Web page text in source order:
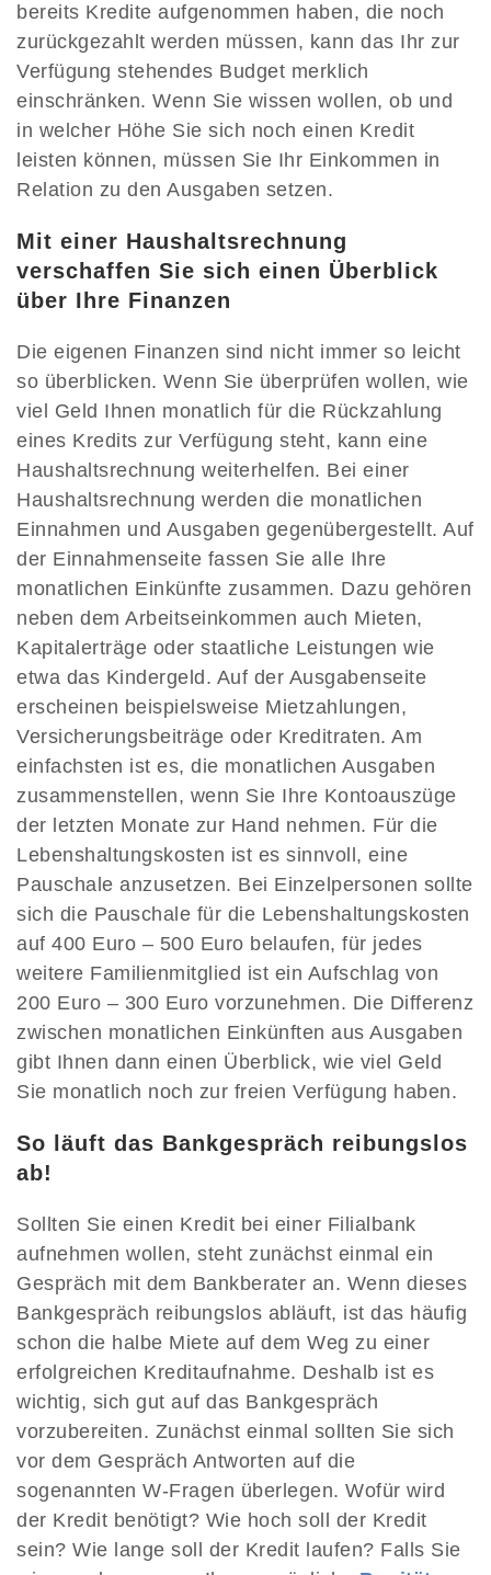
bereits Kredite aufgenommen haben, die noch
zurückgezahlt werden müssen, kann das Ihr zur
Verfügung stehendes Budget merklich
einschränken. Wenn Sie wissen wollen, ob und
in welcher Höhe Sie sich noch einen Kredit
leisten können, müssen Sie Ihr Einkommen in
Relation zu den Ausgaben setzen.
Mit einer Haushaltsrechnung
verschaffen Sie sich einen Überblick
über Ihre Finanzen
Die eigenen Finanzen sind nicht immer so leicht
so überblicken. Wenn Sie überprüfen wollen, wie
viel Geld Ihnen monatlich für die Rückzahlung
eines Kredits zur Verfügung steht, kann eine
Haushaltsrechnung weiterhelfen. Bei einer
Haushaltsrechnung werden die monatlichen
Einnahmen und Ausgaben gegenübergestellt. Auf
der Einnahmenseite fassen Sie alle Ihre
monatlichen Einkünfte zusammen. Dazu gehören
neben dem Arbeitseinkommen auch Mieten,
Kapitalerträge oder staatliche Leistungen wie
etwa das Kindergeld. Auf der Ausgabenseite
erscheinen beispielsweise Mietzahlungen,
Versicherungsbeiträge oder Kreditraten. Am
einfachsten ist es, die monatlichen Ausgaben
zusammenstellen, wenn Sie Ihre Kontoauszüge
der letzten Monate zur Hand nehmen. Für die
Lebenshaltungskosten ist es sinnvoll, eine
Pauschale anzusetzen. Bei Einzelpersonen sollte
sich die Pauschale für die Lebenshaltungskosten
auf 400 Euro – 500 Euro belaufen, für jedes
weitere Familienmitglied ist ein Aufschlag von
200 Euro – 300 Euro vorzunehmen. Die Differenz
zwischen monatlichen Einkünften aus Ausgaben
gibt Ihnen dann einen Überblick, wie viel Geld
Sie monatlich noch zur freien Verfügung haben.
So läuft das Bankgespräch reibungslos
ab!
Sollten Sie einen Kredit bei einer Filialbank
aufnehmen wollen, steht zunächst einmal ein
Gespräch mit dem Bankberater an. Wenn dieses
Bankgespräch reibungslos abläuft, ist das häufig
schon die halbe Miete auf dem Weg zu einer
erfolgreichen Kreditaufnahme. Deshalb ist es
wichtig, sich gut auf das Bankgespräch
vorzubereiten. Zunächst einmal sollten Sie sich
vor dem Gespräch Antworten auf die
sogenannten W-Fragen überlegen. Wofür wird
der Kredit benötigt? Wie hoch soll der Kredit
sein? Wie lange soll der Kredit laufen? Falls Sie